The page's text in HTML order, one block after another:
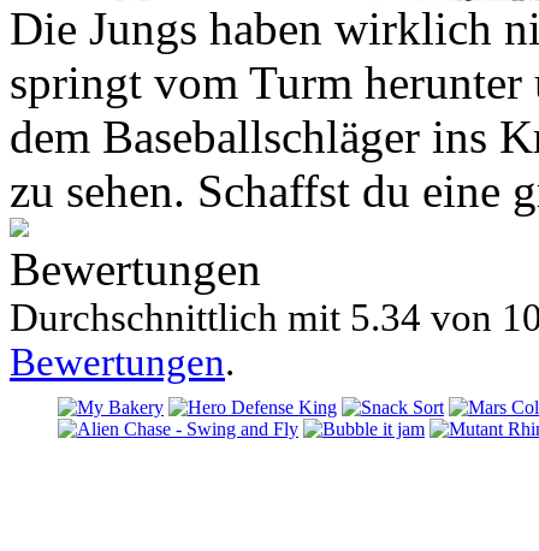
Die Jungs haben wirklich
springt vom Turm
dem Baseballschläger ins
zu sehen. Schaffst du eine
Bewertungen
Durchschnittlich mit 5.34 von
Bewertungen.